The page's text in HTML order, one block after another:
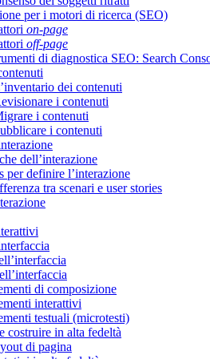
per i motori di ricerca (SEO)
on-page
off-page
di diagnostica SEO: Search
dei contenuti
i contenuti
i contenuti
i contenuti
dell’interazione
per definire l’interazione
tra scenari e user stories
di composizione
interattivi
testuali (microtesti)
costruire in alta fedeltà
di pagina